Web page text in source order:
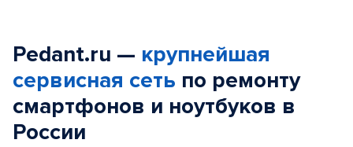
Pedant.ru — крупнейшая
сервисная сеть по ремонту
смартфонов и ноутбуков в
России